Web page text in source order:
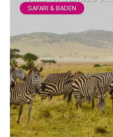
SAFARI & BADEN